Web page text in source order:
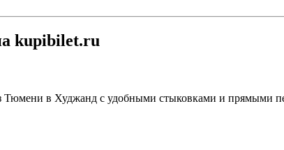
kupibilet.ru
в Худжанд с удобными стыковками и прямыми